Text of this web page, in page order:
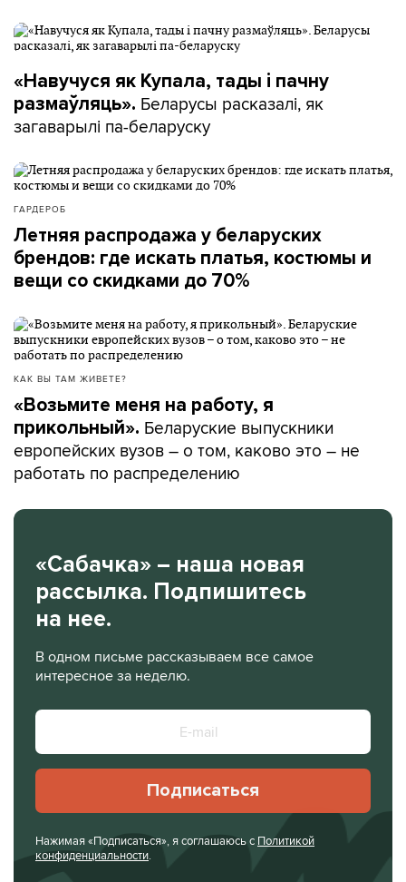
«Навучуся як Купала, тады і пачну
размаўляць». Беларусы расказалі, як
загаварылі па-беларуску
ГАРДЕРОБ
Летняя распродажа у беларуских
брендов: где искать платья, костюмы и
вещи со скидками до 70%
КАК ВЫ ТАМ ЖИВЕТЕ?
«Возьмите меня на работу, я
прикольный». Беларуские выпускники
европейских вузов – о том, каково это – не
работать по распределению
«Сабачка» – наша новая
рассылка. Подпишитесь
на нее.
В одном письме рассказываем все самое
интересное за неделю.
Подписаться
Нажимая «Подписаться», я соглашаюсь с Политикой
конфиденциальности.